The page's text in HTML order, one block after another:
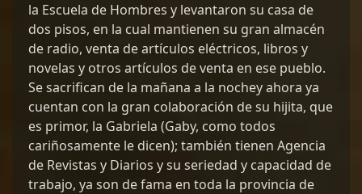
la Escuela de Hombres y levantaron su casa de
dos pisos, en la cual mantienen su gran almacén
de radio, venta de artículos eléctricos, libros y
novelas y otros artículos de venta en ese pueblo.
Se sacrifican de la mañana a la nochey ahora ya
cuentan con la gran colaboración de su hijita, que
es primor, la Gabriela (Gaby, como todos
cariñosamente le dicen); también tienen Agencia
de Revistas y Diarios y su seriedad y capacidad de
trabajo, ya son de fama en toda la provincia de